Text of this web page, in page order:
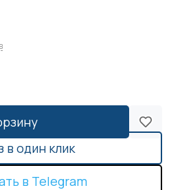
в один клик
в Telegram